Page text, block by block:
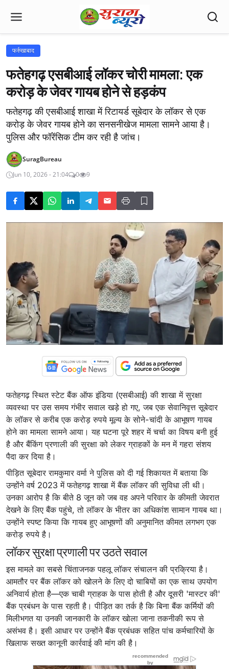
फर्रुखाबाद
फतेहगढ़ एसबीआई लॉकर चोरी मामला: एक
करोड़ के जेवर गायब होने से हड़कंप
फतेहगढ़ की एसबीआई शाखा में रिटायर्ड सूबेदार के लॉकर से एक
करोड़ के जेवर गायब होने का सनसनीखेज मामला सामने आया है।
पुलिस और फॉरेंसिक टीम कर रही है जांच।
SuragBureau
Jun 10, 2026 - 21:04
0 9
फतेहगढ़ स्थित स्टेट बैंक ऑफ इंडिया (एसबीआई) की शाखा में सुरक्षा
व्यवस्था पर उस समय गंभीर सवाल खड़े हो गए, जब एक सेवानिवृत्त सूबेदार
के लॉकर से करीब एक करोड़ रुपये मूल्य के सोने-चांदी के आभूषण गायब
होने का मामला सामने आया। यह घटना पूरे शहर में चर्चा का विषय बनी हुई
है और बैंकिंग प्रणाली की सुरक्षा को लेकर ग्राहकों के मन में गहरा संशय
पैदा कर दिया है।
पीड़ित सूबेदार रामकुमार वर्मा ने पुलिस को दी गई शिकायत में बताया कि
उन्होंने वर्ष 2023 में फतेहगढ़ शाखा में बैंक लॉकर की सुविधा ली थी।
उनका आरोप है कि बीते 8 जून को जब वह अपने परिवार के कीमती जेवरात
देखने के लिए बैंक पहुंचे, तो लॉकर के भीतर का अधिकांश सामान गायब था।
उन्होंने स्पष्ट किया कि गायब हुए आभूषणों की अनुमानित कीमत लगभग एक
करोड़ रुपये है।
लॉकर सुरक्षा प्रणाली पर उठते सवाल
इस मामले का सबसे चिंताजनक पहलू लॉकर संचालन की प्रक्रिया है।
आमतौर पर बैंक लॉकर को खोलने के लिए दो चाबियों का एक साथ उपयोग
अनिवार्य होता है—एक चाबी ग्राहक के पास होती है और दूसरी 'मास्टर की'
बैंक प्रबंधन के पास रहती है। पीड़ित का तर्क है कि बिना बैंक कर्मियों की
मिलीभगत या उनकी जानकारी के लॉकर खोला जाना तकनीकी रूप से
असंभव है। इसी आधार पर उन्होंने बैंक प्रबंधक सहित पांच कर्मचारियों के
खिलाफ सख्त कानूनी कार्रवाई की मांग की है।